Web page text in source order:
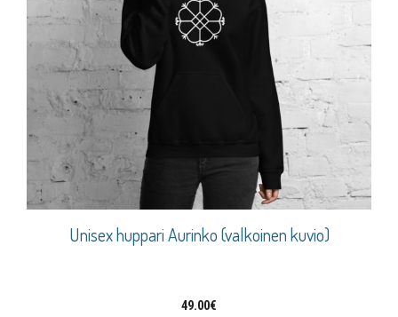
Unisex huppari Aurinko (valkoinen kuvio)
49.00€